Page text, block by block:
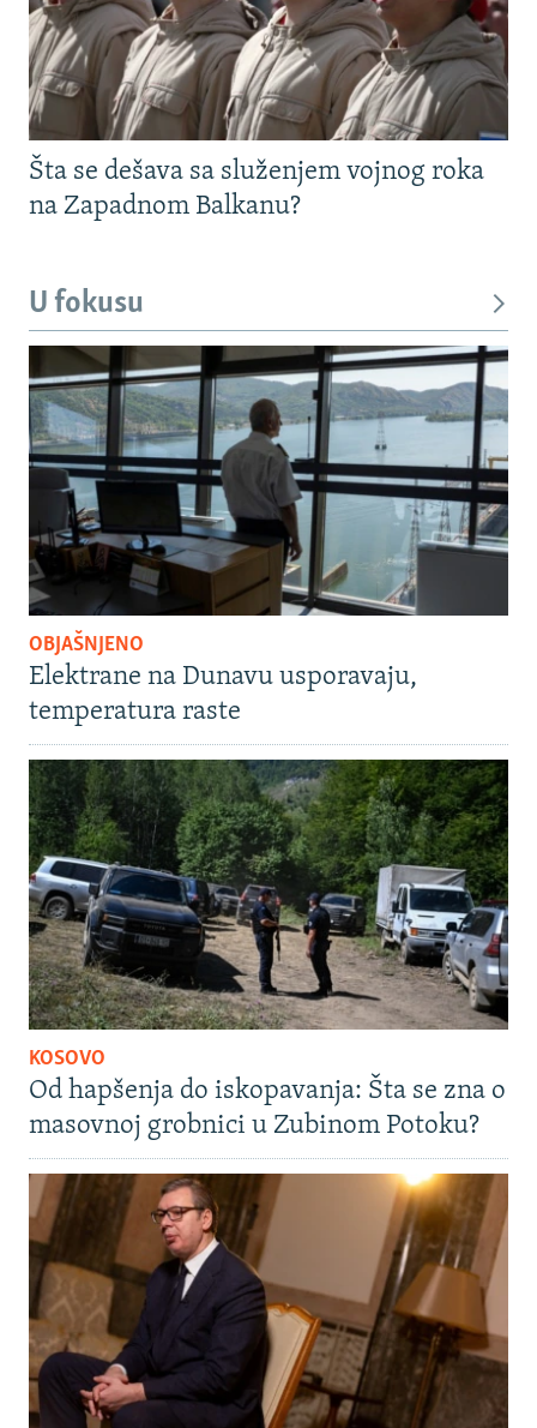
Šta se dešava sa služenjem vojnog roka
na Zapadnom Balkanu?
U fokusu
OBJAŠNJENO
Elektrane na Dunavu usporavaju,
temperatura raste
KOSOVO
Od hapšenja do iskopavanja: Šta se zna o
masovnoj grobnici u Zubinom Potoku?